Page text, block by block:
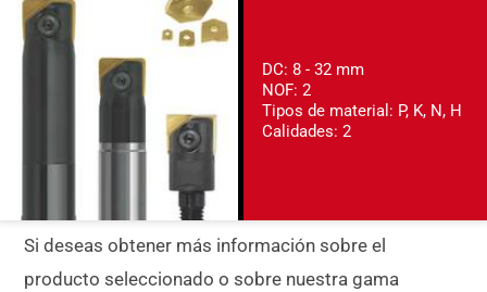
DC: 8 - 32 mm
NOF: 2
Tipos de material: P, K, N, H
Calidades: 2
Si deseas obtener más información sobre el
producto seleccionado o sobre nuestra gama